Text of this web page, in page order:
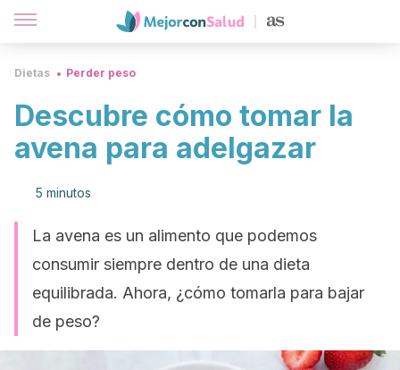
Dietas Perder peso
Descubre cómo tomar la
avena para adelgazar
5 minutos
La avena es un alimento que podemos
consumir siempre dentro de una dieta
equilibrada. Ahora, ¿cómo tomarla para bajar
de peso?